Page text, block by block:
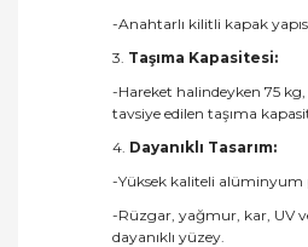
-Anahtarlı kilitli kapak
3. Taşıma Kapasitesi:
-Hareket halindeyken 75
tavsiye edilen taşıma
4. Dayanıklı Tasarım:
-Yüksek kaliteli alüminyum
-Rüzgar, yağmur, kar, UV
dayanıklı yüzey.